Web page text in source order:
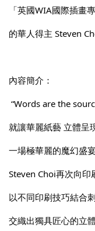
「英國WIA國際插畫
的華人得主 Steven
內容簡介：
“Words are the
就讓華麗紙藝 立體呈
一場極華麗的魔幻盛
Steven Choi再次向印
以不同印刷技巧結合
交織出獨具匠心的立